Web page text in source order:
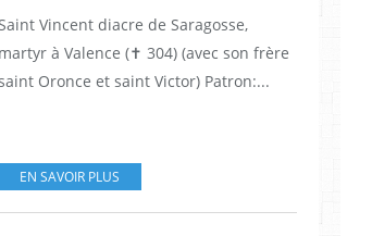
Vincent diacre de Saragosse,
martyr à Valence (✝ 304) (avec son frère
Oronce et saint Victor) Patron:...
EN SAVOIR PLUS